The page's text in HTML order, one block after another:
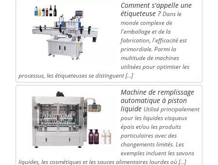
Comment s'appelle une
étiqueteuse ? Dans le
monde complexe de
l'emballage et de la
fabrication, l'efficacité est
primordiale. Parmi la
multitude de machines
utilisées pour optimiser les
processus, les étiqueteuses se distinguent […]
Machine de remplissage
automatique à piston
liquide Utilisé principalement
pour les liquides visqueux
épais et/ou les produits
particulaires avec des
changements limités. Les
exemples incluent les savons
liquides, les cosmétiques et les sauces alimentaires lourdes où […]